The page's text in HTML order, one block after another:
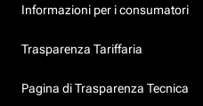
Informazioni per i consumatori
Trasparenza Tariffaria
Pagina di Trasparenza Tecnica